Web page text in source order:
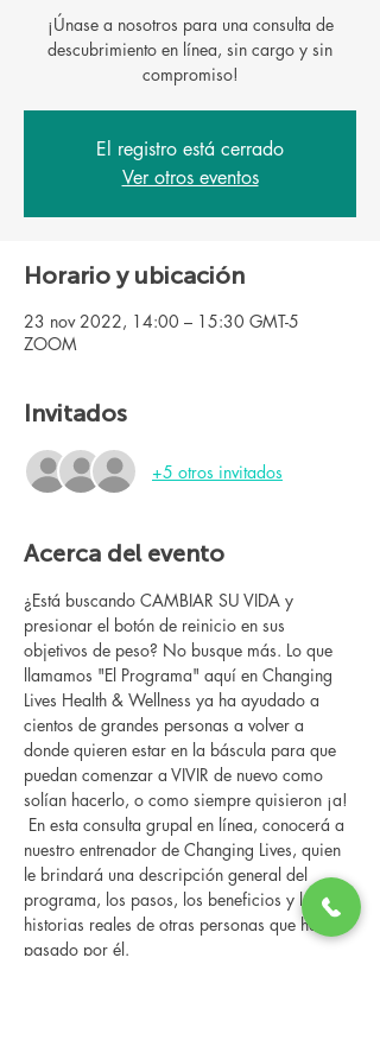
¡Únase a nosotros para una consulta de
descubrimiento en línea, sin cargo y sin
El registro está cerrado
Ver otros eventos
Horario y ubicación
23 nov 2022, 14:00 – 15:30 GMT-5
ZOOM
Invitados
+5 otros invitados
Acerca del evento
¿Está buscando CAMBIAR SU VIDA y
presionar el botón de reinicio en sus
objetivos de peso? No busque más. Lo que
llamamos "El Programa" aquí en Changing
Lives Health & Wellness ya ha ayudado a
cientos de grandes personas a volver a
donde quieren estar en la báscula para que
puedan comenzar a VIVIR de nuevo como
solían hacerlo, o como siempre quisieron ¡a!
nuestro entrenador de Changing Lives, quien
le brindará una descripción general del
programa, los pasos, los beneficios y las
historias reales de otras personas que han
pasado por él.